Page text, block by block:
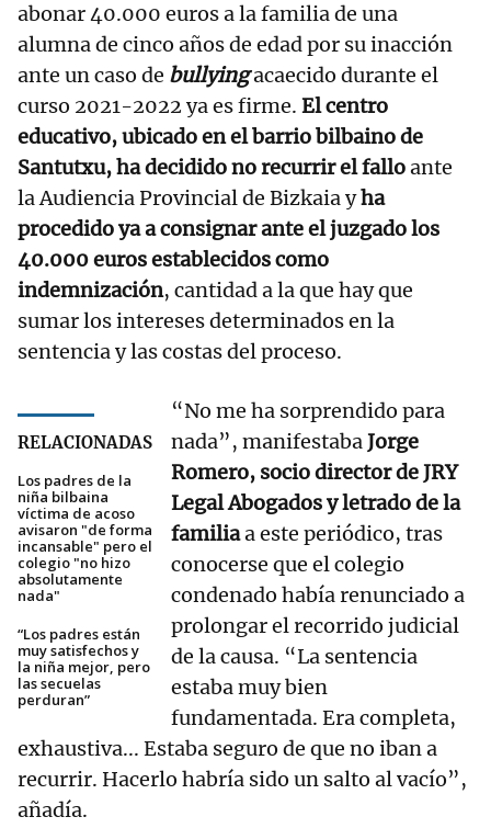
abonar 40.000 euros a la familia de una
alumna de cinco años de edad por su inacción
ante un caso de bullyingacaecido durante el
curso 2021-2022 ya es firme. El centro
educativo, ubicado en el barrio bilbaino de
Santutxu, ha decidido no recurrir el falloante
la Audiencia Provincial de Bizkaia yha
procedido ya a consignar ante el juzgado los
40.000 euros establecidos como
indemnización, cantidad a la que hay que
sumar los intereses determinados en la
sentencia y las costas del proceso.
RELACIONADAS
Los padres de la
niña bilbaina
víctima de acoso
avisaron "de forma
incansable" pero el
colegio "no hizo
absolutamente
nada"
“Los padres están
muy satisfechos y
la niña mejor, pero
las secuelas
perduran”
“No me ha sorprendido para
nada”, manifestabaJorge
Romero, socio director de JRY
Legal Abogados y letrado de la
familiaa este periódico, tras
conocerse que el colegio
condenado había renunciado a
prolongar el recorrido judicial
de la causa. “La sentencia
estaba muy bien
fundamentada. Era completa,
exhaustiva... Estaba seguro de que no iban a
recurrir. Hacerlo habría sido un salto al vacío”,
añadía.